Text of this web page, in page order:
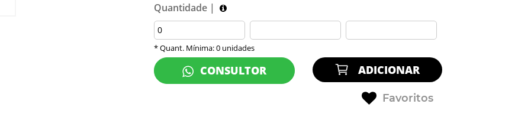
Quantidade |
* Quant. Mínima: 0 unidades
CONSULTOR ADICIONAR
Favoritos